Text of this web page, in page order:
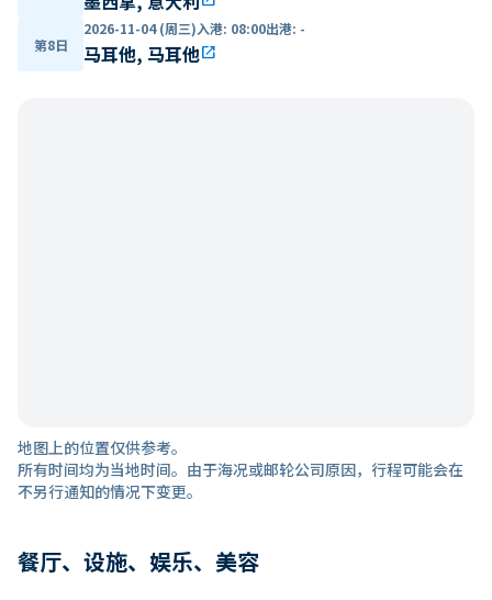
第8日
2026-11-04 (周三)入港: 08:00出港: -
马耳他, 马耳他open_in_new
地图上的位置仅供参考。
所有时间均为当地时间。由于海况或邮轮公司原因，行程可能会在
不另行通知的情况下变更。
餐厅、设施、娱乐、美容